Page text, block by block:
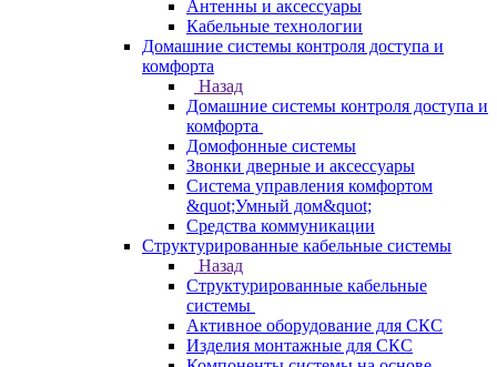
Антенны и аксессуары
Кабельные технологии
Домашние системы контроля доступа и
комфорта
Назад
Домашние системы контроля доступа и
комфорта
Домофонные системы
Звонки дверные и аксессуары
Система управления комфортом
&quot;Умный дом&quot;
Средства коммуникации
Структурированные кабельные системы
Назад
Структурированные кабельные
системы
Активное оборудование для СКС
Изделия монтажные для СКС